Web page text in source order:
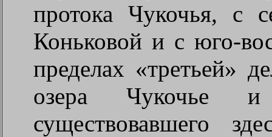
протока Чукочья, с
Коньковой и с юго-
пределах «третьей»
озера Чукочье
существовавшего